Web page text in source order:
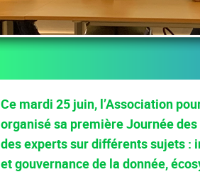
Ce mardi 25 juin, l’Association
organisé sa première Journée des
des experts sur différents sujets
et gouvernance de la donnée,